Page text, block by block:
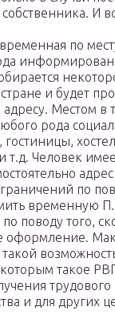
И
по
и будет
Местом в
рода
гостиницы,
т.д. Человек
по
временную П.
поводу того,
оформление.
такое
трудового
и для других